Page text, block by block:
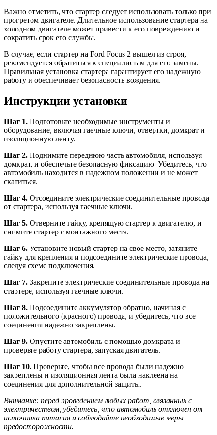
Важно отметить, что стартер следует использовать только при
прогретом двигателе. Длительное использование стартера на
холодном двигателе может привести к его повреждению и
сократить срок его службы.
В случае, если стартер на Ford Focus 2 вышел из строя,
рекомендуется обратиться к специалистам для его замены.
Правильная установка стартера гарантирует его надежную
работу и обеспечивает безопасность вождения.
Инструкции установки
Шаг 1. Подготовьте необходимые инструменты и
оборудование, включая гаечные ключи, отвертки, домкрат и
изоляционную ленту.
Шаг 2. Поднимите переднюю часть автомобиля, используя
домкрат, и обеспечьте безопасную фиксацию. Убедитесь, что
автомобиль находится в надежном положении и не может
скатиться.
Шаг 4. Отсоедините электрические соединительные провода
от стартера, используя гаечные ключи.
Шаг 5. Отверните гайку, крепящую стартер к двигателю, и
снимите стартер с монтажного места.
Шаг 6. Установите новый стартер на свое место, затяните
гайку для крепления и подсоедините электрические провода,
следуя схеме подключения.
Шаг 7. Закрепите электрические соединительные провода на
стартере, используя гаечные ключи.
Шаг 8. Подсоедините аккумулятор обратно, начиная с
положительного (красного) провода, и убедитесь, что все
соединения надежно закреплены.
Шаг 9. Опустите автомобиль с помощью домкрата и
проверьте работу стартера, запуская двигатель.
Шаг 10. Проверьте, чтобы все провода были надежно
закреплены и изоляционная лента была наклеена на
соединения для дополнительной защиты.
Внимание: перед проведением любых работ, связанных с
электричеством, убедитесь, что автомобиль отключен от
источника питания и соблюдайте необходимые меры
предосторожности.